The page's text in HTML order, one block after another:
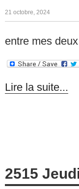
21 octobre, 2024
entre mes
Lire la suite...
2515